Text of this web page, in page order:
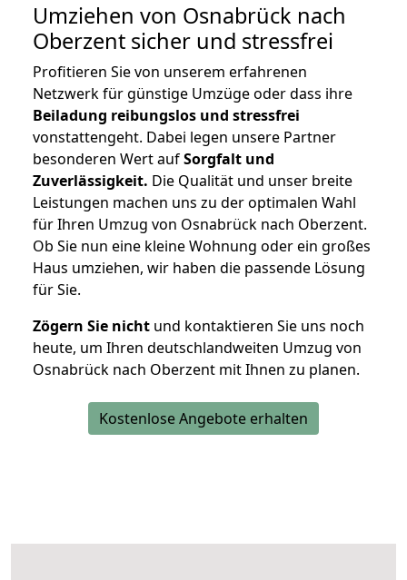
Umziehen von Osnabrück nach
Oberzent sicher und stressfrei
Profitieren Sie von unserem erfahrenen
Netzwerk für günstige Umzüge oder dass ihre
Beiladung reibungslos und stressfrei
vonstattengeht. Dabei legen unsere Partner
besonderen Wert aufSorgfalt und
Zuverlässigkeit. Die Qualität und unser breite
Leistungen machen uns zu der optimalen Wahl
für Ihren Umzug von Osnabrück nach Oberzent.
Ob Sie nun eine kleine Wohnung oder ein großes
Haus umziehen, wir haben die passende Lösung
für Sie.
Zögern Sie nicht und kontaktieren Sie uns noch
heute, um Ihren deutschlandweiten Umzug von
Osnabrück nach Oberzent mit Ihnen zu planen.
Kostenlose Angebote erhalten